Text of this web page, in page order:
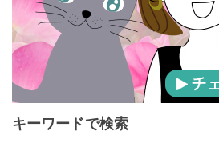
キーワードで検索